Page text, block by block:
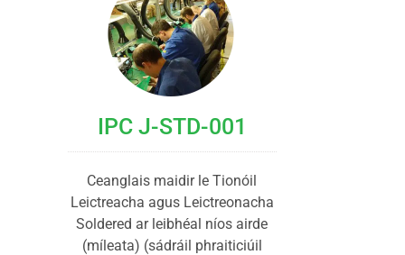
IPC J-STD-001
Ceanglais maidir le Tionóil
Leictreacha agus Leictreonacha
Soldered ar leibhéal níos airde
(míleata) (sádráil phraiticiúil